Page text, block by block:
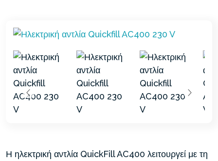
Η ηλεκτρική αντλία QuickFill AC400 λειτουργεί με τη